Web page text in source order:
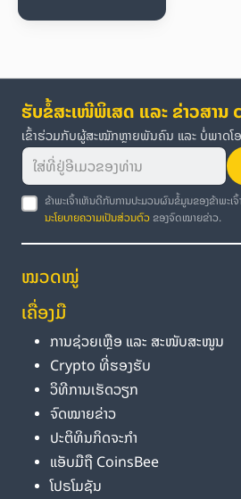
ຮັບຂໍ້ສະເໜີພິເສດ ແລະ ຂ່າວສານ
ເຂົ້າຮ່ວມກັບຜູ້ສະໝັກຫຼາຍພັນຄົນ ແລະ ບໍ່ພາດໂ
ຂ້າພະເຈົ້າເຫັນດີກັບການປະມວນຜົນຂໍ້ມູນຂອງຂ້າພະເ
ນະໂຍບາຍຄວາມເປັນສ່ວນຕົວ ຂອງຈົດໝາຍຂ່າວ.
ໝວດໝູ່
ເຄື່ອງມື
ການຊ່ວຍເຫຼືອ ແລະ ສະໜັບສະໜູນ
Crypto ທີ່ຮອງຮັບ
ວິທີການເຮັດວຽກ
ຈົດໝາຍຂ່າວ
ປະຕິທິນກິດຈະກຳ
ແອັບມືຖື CoinsBee
ໂປຣໂມຊັນ